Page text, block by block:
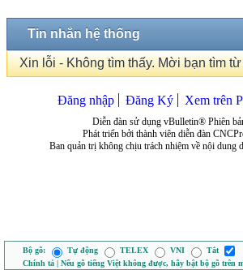
Tin nhắn hệ thống
Xin lỗi - Không tìm thấy. Mời bạn tìm
Đăng nhập Đăng Ký Xem trên
Diễn đàn sử dụng vBulletin® Phiên
Phát triển bởi thành viên diễn đàn
Ban quản trị không chịu trách nhiệm về nội dung
Bộ gõ: Tự động TELEX VNI Tắt
Chính tả | Nếu gõ tiếng Việt không được, hãy bật bộ gõ trên